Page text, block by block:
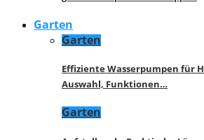
Garten
Garten
Effiziente Wasserpumpen für
Auswahl, Funktionen…
Garten